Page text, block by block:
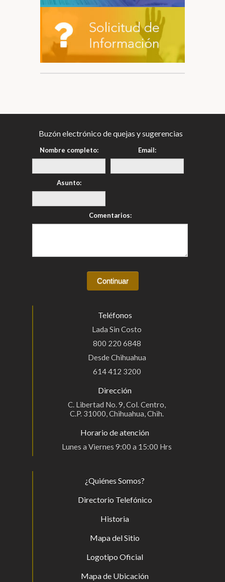
Buzón electrónico de quejas y sugerencias
Nombre completo: Email:
Asunto:
Comentarios:
Teléfonos
Lada Sin Costo
800 220 6848
Desde Chihuahua
614 412 3200
Dirección
C. Libertad No. 9, Col. Centro,
C.P. 31000, Chihuahua, Chih.
Horario de atención
Lunes a Viernes 9:00 a 15:00 Hrs
¿Quiénes Somos?
Directorio Telefónico
Historia
Mapa del Sitio
Logotipo Oficial
Mapa de Ubicación